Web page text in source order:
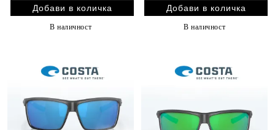
В наличност В наличност